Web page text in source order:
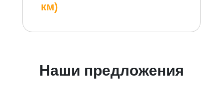
км)
Наши предложения